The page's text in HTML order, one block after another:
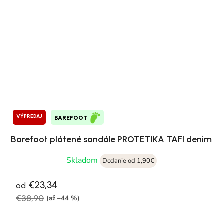
VÝPREDAJ BAREFOOT
Barefoot plátené sandále PROTETIKA TAFI denim
Skladom
Dodanie od 1,90€
od €23,34
€38,90 (až –44 %)